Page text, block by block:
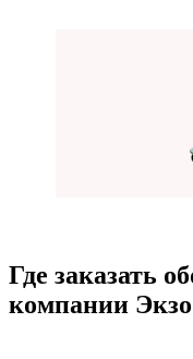
Где заказать
компании